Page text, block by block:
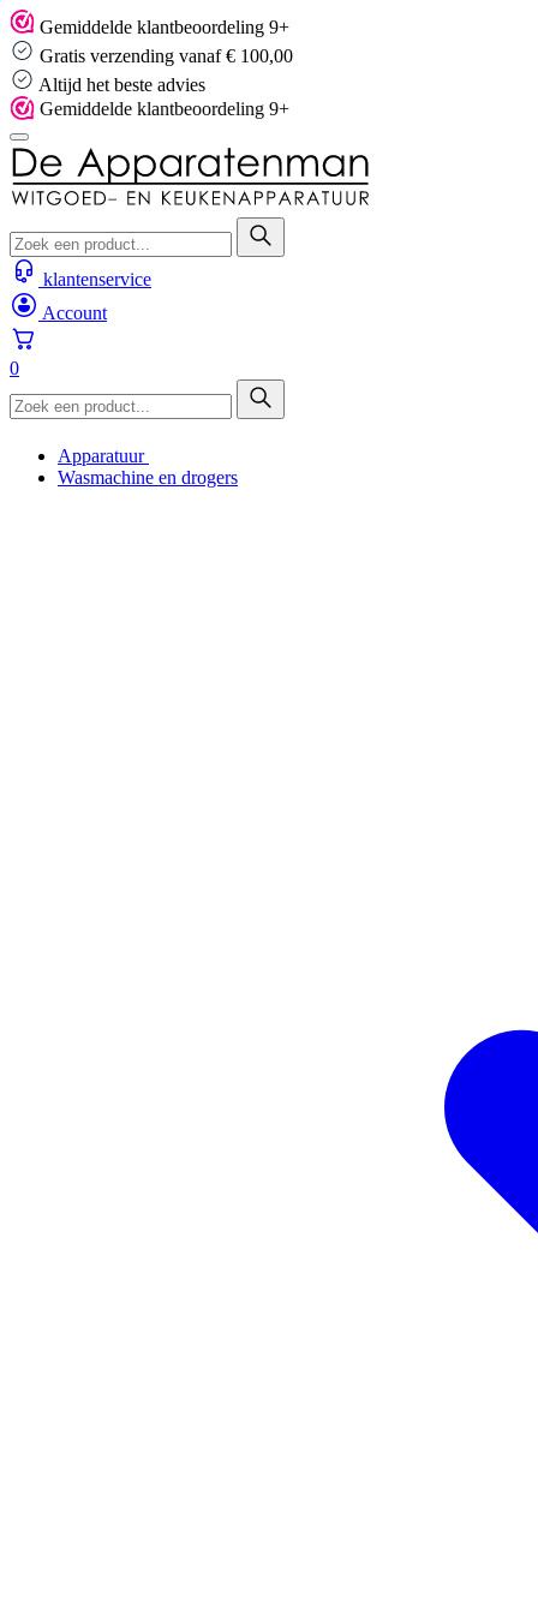
Skip
to
content
Gemiddelde klantbeoordeling 9+
Gratis verzending vanaf € 100,00
Altijd het beste advies
Gemiddelde klantbeoordeling 9+
klantenservice
Account
0
Apparatuur
Wasmachine en drogers